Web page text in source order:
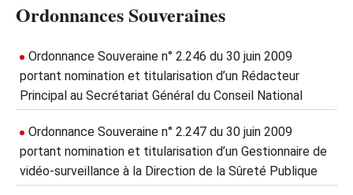
Ordonnances Souveraines
Ordonnance Souveraine n° 2.246 du 30 juin 2009
portant nomination et titularisation d’un Rédacteur
Principal au Secrétariat Général du Conseil National
Ordonnance Souveraine n° 2.247 du 30 juin 2009
portant nomination et titularisation d’un Gestionnaire de
vidéo-surveillance à la Direction de la Sûreté Publique